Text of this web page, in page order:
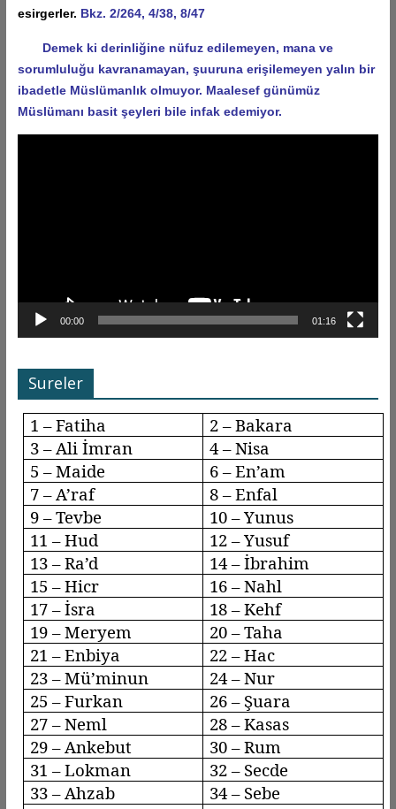
esirgerler. Bkz. 2/264, 4/38, 8/47
Demek ki derinliğine nüfuz edilemeyen, mana ve
sorumluluğu kavranamayan, şuuruna erişilemeyen yalın bir
ibadetle Müslümanlık olmuyor. Maalesef günümüz
Müslümanı basit şeyleri bile infak edemiyor.
00:00 01:16
Sureler
1 – Fatiha
2 – Bakara
3 – Ali İmran
4 – Nisa
5 – Maide
6 –En’am
7 – A’raf 8 –Enfal
9 –Tevbe
10 – Yunus
11 – Hud
12 – Yusuf
13 –Ra’d
14 – İbrahim
15 –Hicr 16 –Nahl
17 –İsra 18 –Kehf
19 – Meryem
20 – Taha
21 – Enbiya
22 – Hac
23 –Mü’minun
24 – Nur
25 – Furkan
26 – Şuara
27 –Neml 28 –Kasas
29 – Ankebut
30 – Rum
31 – Lokman
32 – Secde
33 – Ahzab 34 – Sebe